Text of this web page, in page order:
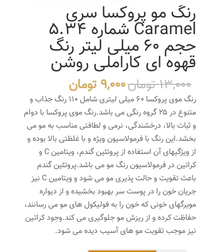
رنگ مو پروکسا سری
Caramel شماره 5.34
حجم 60 میلی لیتر رنگ
قهوه ای کاراملی روشن
13,000تومانقیمت
اصلی
13,000 تومان
بود.
9,000تومانقیمت
فعلی
9,000 تومان
است.
رنگ موی پروکسا ۶۰ میلی لیتری شامل ۱۱۰ رنگ جذاب و
متنوع در ۲۵ گروه رنگی می باشد.رنگ موی پروکسا با دوام
و ثبات بالا، درخشندگی، نرمی و لطافتی مناسب به مو می
بخشد.این رنگ با فرمولاسیون ویژه و با غلظتی بالا بوده و
از ویژگیهای آن استفاده از پروتئین گندم، ویتامین C و
کراتین در فرمولاسیون رنگ مو می باشد.پروتئین گندم
باعث تقویت و حالت پذیری مو می شود و ویتامین C نیز
جریان خون را در پوست سر بهبود بخشیده و از دیواره
مویرگهای خونی که خون را به فولیکول های مو می رسانند،
حفاظت کرده و از ریزش مو جلوگیری می کند.وجود کراتین
نیز موجب تقویت مو های آسیب دیده می شود.